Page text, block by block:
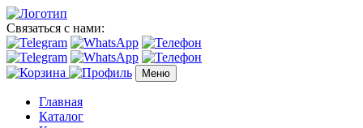
Связаться с нами:
Меню
Главная
Каталог